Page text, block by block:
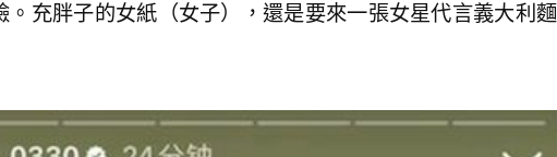
。充胖子的女紙（女子），還是要來一張女星代言義大利麵